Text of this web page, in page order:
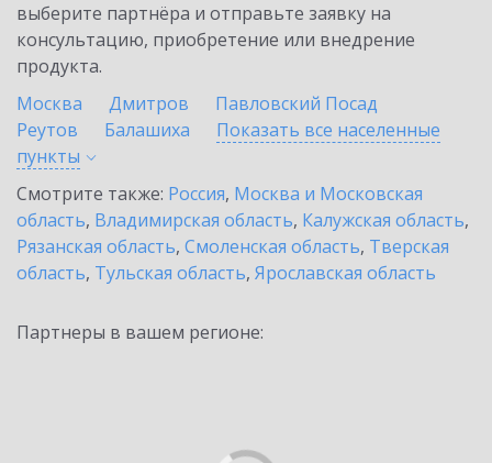
выберите партнёра и отправьте заявку на
консультацию, приобретение или внедрение
продукта.
Москва
Дмитров
Павловский Посад
Реутов
Балашиха
Показать все населенные
пункты
Смотрите также: Россия, Москва и Московская
область, Владимирская область, Калужская область,
Рязанская область, Смоленская область, Тверская
область, Тульская область, Ярославская область
Партнеры в вашем регионе: